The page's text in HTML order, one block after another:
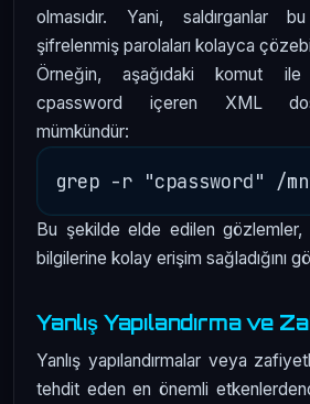
olmasıdır. Yani, saldırganlar
şifrelenmiş parolaları kolayca
Örneğin, aşağıdaki komut ile
cpassword içeren XML
mümkündür:
Bu şekilde elde edilen gözlemler,
bilgilerine kolay erişim sağladığını
Yanlış Yapılandırma ve
Yanlış yapılandırmalar veya
tehdit eden en önemli